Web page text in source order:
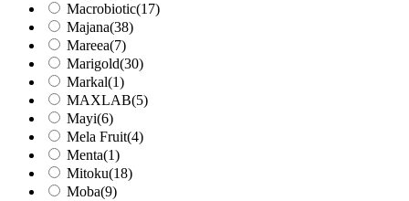
Macrobiotic(17)
Majana(38)
Mareea(7)
Marigold(30)
Markal(1)
MAXLAB(5)
Mayi(6)
Mela Fruit(4)
Menta(1)
Mitoku(18)
Moba(9)